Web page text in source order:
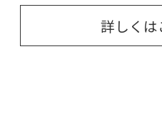
詳しくは